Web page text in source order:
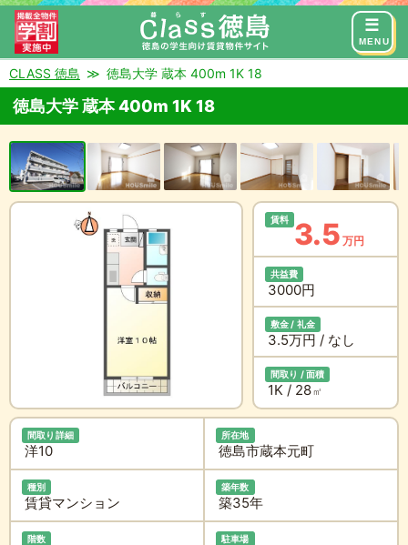
MENU
来店予約 お問い合わせ
CLASS 徳島 徳島大学 蔵本 400m 1K 18
徳島大学 蔵本 400m 1K 18
賃料 3.5 万円
共益費
3000円
敷金 / 礼金
3.5万円 / なし
間取り / 面積
1K / 28㎡
間取り詳細
洋10
所在地
徳島市蔵本元町
種別
賃貸マンション
築年数
築35年
階数 駐車場